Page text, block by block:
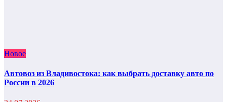
Новое
Автовоз из Владивостока: как выбрать доставку авто по
России в 2026